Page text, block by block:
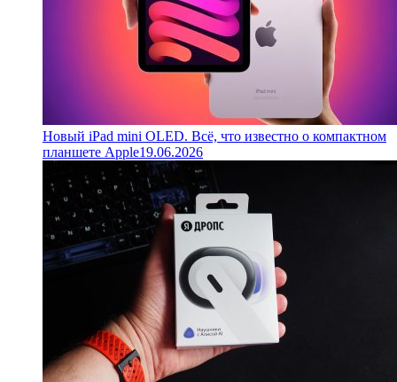
Новый iPad mini OLED. Всё, что известно о компактном
планшете Apple19.06.2026